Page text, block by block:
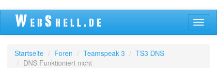
Direkt
Inhalt
Startseite Foren Teamspeak 3
TS3 DNS
DNS Funktioniert nicht